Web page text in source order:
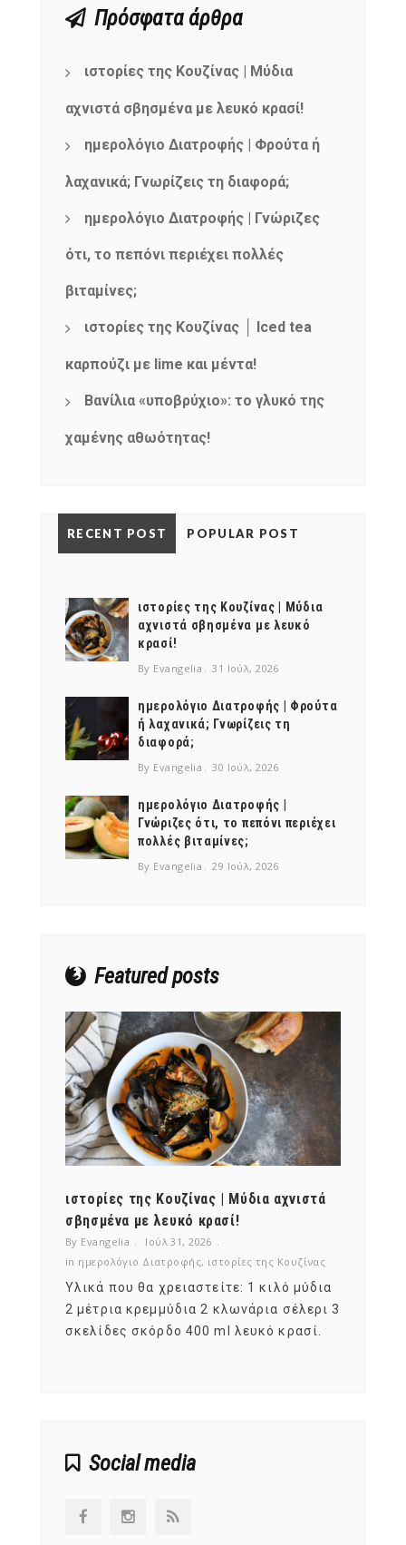
Πρόσφατα άρθρα
ιστορίες της Κουζίνας | Μύδια
αχνιστά σβησμένα με λευκό κρασί!
ημερολόγιο Διατροφής | Φρούτα ή
λαχανικά; Γνωρίζεις τη διαφορά;
ημερολόγιο Διατροφής | Γνώριζες
ότι, το πεπόνι περιέχει πολλές
βιταμίνες;
ιστορίες της Κουζίνας │ Iced tea
καρπούζι με lime και μέντα!
Βανίλια «υποβρύχιο»: το γλυκό της
χαμένης αθωότητας!
RECENT POST POPULAR POST
ιστορίες της Κουζίνας | Μύδια
αχνιστά σβησμένα με λευκό
κρασί!
By Evangelia 31 Ιούλ, 2026
ημερολόγιο Διατροφής | Φρούτα
ή λαχανικά; Γνωρίζεις τη
διαφορά;
By Evangelia 30 Ιούλ, 2026
ημερολόγιο Διατροφής |
Γνώριζες ότι, το πεπόνι περιέχει
πολλές βιταμίνες;
By Evangelia 29 Ιούλ, 2026
Featured posts
ιστορίες της Κουζίνας | Μύδια αχνιστά
σβησμένα με λευκό κρασί!
By Evangelia
Ιούλ 31, 2026
in ημερολόγιο Διατροφής, ιστορίες της Κουζίνας
Υλικά που θα χρειαστείτε: 1 κιλό μύδια
2 μέτρια κρεμμύδια 2 κλωνάρια σέλερι 3
σκελίδες σκόρδο 400 ml λευκό κρασί.
Social media